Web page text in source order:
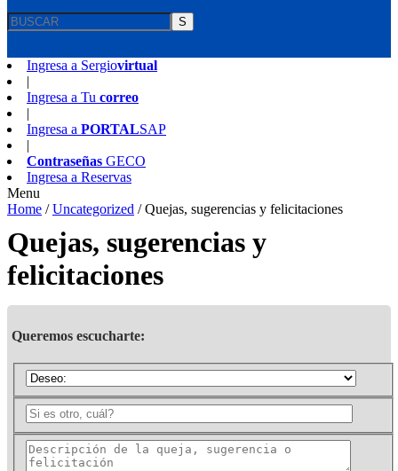
S
Ingresa a Sergiovirtual
|
Ingresa a Tu correo
|
Ingresa a PORTALSAP
|
Contraseñas GECO
Ingresa a Reservas
Menu
Home /Uncategorized /Quejas, sugerencias y felicitaciones
Quejas, sugerencias y
felicitaciones
Queremos escucharte: